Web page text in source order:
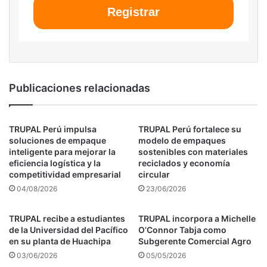
decisiones de compra.
los exportadores mediante certificaciones
orientadas a garantizar trazabilidad, confiabilidad y
empaque ya no es una exigencia que frena, es una
puerta que abre. Los exportadores que la incorporen
hoy tendrán una ventaja competitiva real en los
mercados más exigentes del mundo», afirmó Vega.
como un elemento diferenciador dentro de la industria.
Soluciones más livianas permiten reducir costos
logísticos, mientras que empaques más resistentes
Registrar
Publicaciones relacionadas
TRUPAL Perú impulsa
soluciones de empaque
inteligente para mejorar la
eficiencia logística y la
competitividad empresarial
04/08/2026
TRUPAL Perú fortalece su
modelo de empaques
sostenibles con materiales
reciclados y economía
circular
23/06/2026
TRUPAL recibe a estudiantes
de la Universidad del Pacífico
en su planta de Huachipa
03/06/2026
TRUPAL incorpora a Michelle
O’Connor Tabja como
Subgerente Comercial Agro
05/05/2026